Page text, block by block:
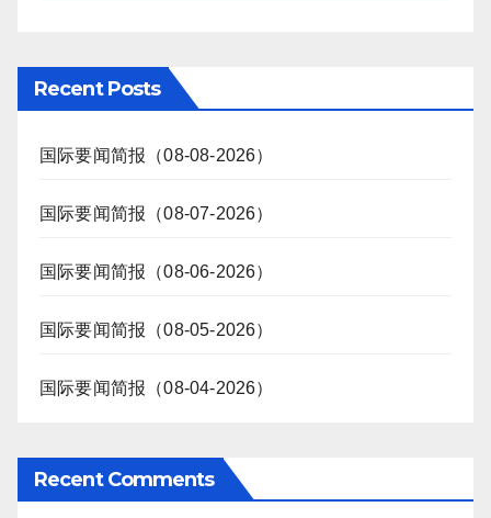
Recent Posts
国际要闻简报（08-08-2026）
国际要闻简报（08-07-2026）
国际要闻简报（08-06-2026）
国际要闻简报（08-05-2026）
国际要闻简报（08-04-2026）
Recent Comments